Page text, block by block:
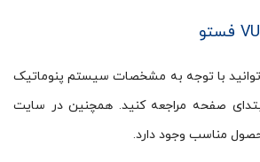
با توجه به مشخصات سیستم پنوماتیک
صفحه مراجعه کنید. همچنین در سایت
مناسب وجود دارد.